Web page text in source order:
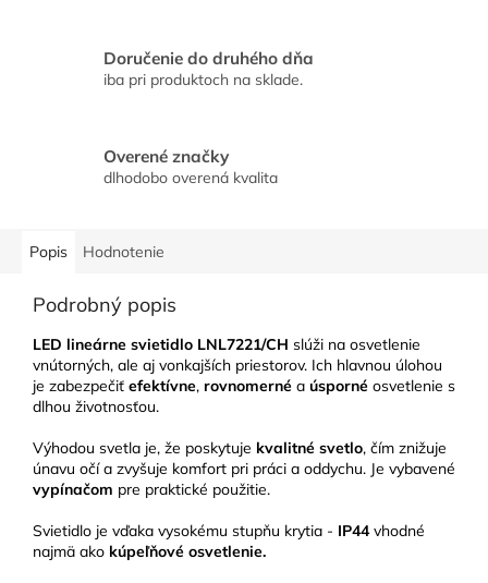
Doručenie do druhého dňa
iba pri produktoch na sklade.
Overené značky
dlhodobo overená kvalita
Popis Hodnotenie
Podrobný popis
LED lineárne svietidlo LNL7221/CH slúži na osvetlenie
vnútorných, ale aj vonkajších priestorov. Ich hlavnou úlohou
je zabezpečiť efektívne, rovnomerné a úsporné osvetlenie s
dlhou životnosťou.
Výhodou svetla je, že poskytuje kvalitné svetlo, čím znižuje
únavu očí a zvyšuje komfort pri práci a oddychu. Je vybavené
vypínačom pre praktické použitie.
Svietidlo je vďaka vysokému stupňu krytia - IP44vhodné
najmä ako kúpeľňové osvetlenie.